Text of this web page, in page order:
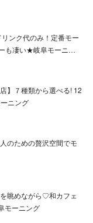
ンク代のみ！定番モー
も凄い★岐阜モーニ…
】７種類から選べる! 12
ニング
のための贅沢空間でモ
眺めながら♡和カフェ
モーニング